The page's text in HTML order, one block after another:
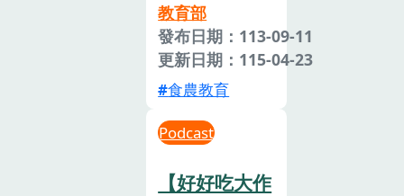
教育部
發布日期：113-09-11
更新日期：115-04-23
食農教育
Podcast
【好好吃大作